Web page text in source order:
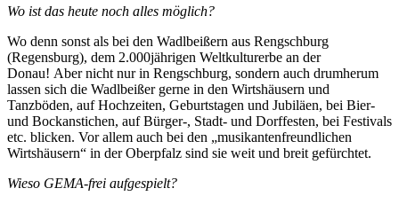
Wo ist das heute noch alles möglich?
Wo denn sonst als bei den Wadlbeißern aus Rengschburg
(Regensburg), dem 2.000jährigen Weltkulturerbe an der
Donau! Aber nicht nur in Rengschburg, sondern auch drumherum
lassen sich die Wadlbeißer gerne in den Wirtshäusern und
Tanzböden, auf Hochzeiten, Geburtstagen und Jubiläen, bei Bier-
und Bockanstichen, auf Bürger-, Stadt- und Dorffesten, bei Festivals
etc. blicken. Vor allem auch bei den „musikantenfreundlichen
Wirtshäusern“ in der Oberpfalz sind sie weit und breit gefürchtet.
Wieso GEMA-frei aufgespielt?